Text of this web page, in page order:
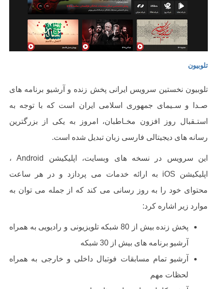
تلوبیون
تلوبیون نخستین سرویس ایرانی پخش زنده و آرشیو برنامه های
صـدا و سـیمای جمهوری اسلامی ایران است که با توجه به
استـقبال روز افزون مخـاطبان، امروز به یکی از بزرگترین
رسانه های دیجیتالی فارسی زبان تبدیل شده است.
این سرویس در نسخه های وبسایت، اپلیکیشن Android ،
اپلیکیشن iOS به ارائه خدمات می پردازد و در هر ساعت
محتوای خود را به روز رسانی می کند که از جمله می توان به
موارد زیر اشاره کرد:
پخش زنده­ بیش از 80شبکه تلویزیونی و رادیویی به همراه
آرشیو برنامه­ های بیش از 30 شبکه
آرشیو تمام مسابقات فوتبال داخلی و خارجی به همراه
لحظات مهم